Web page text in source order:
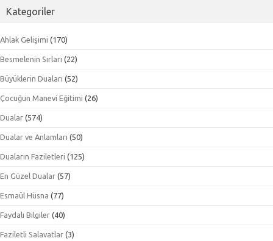
Kategoriler
Ahlak Gelişimi (170)
Besmelenin Sırları (22)
Büyüklerin Duaları (52)
Çocuğun Manevi Eğitimi (26)
Dualar (574)
Dualar ve Anlamları (50)
Duaların Faziletleri (125)
En Güzel Dualar (57)
Esmaül Hüsna (77)
Faydalı Bilgiler (40)
Faziletli Salavatlar (3)